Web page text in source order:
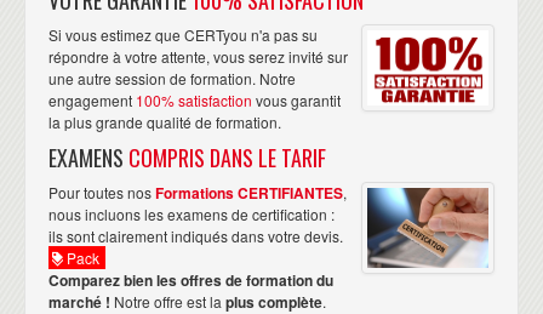
Si vous estimez que CERTyou n'a pas su
répondre à votre attente, vous serez invité sur
une autre session de formation. Notre
engagement 100% satisfaction vous garantit
la plus grande qualité de formation.
EXAMENS COMPRIS DANS LE TARIF
Pour toutes nosFormations CERTIFIANTES,
nous incluons les examens de certification :
ils sont clairement indiqués dans votre devis.
Pack
Comparez bien les offres de formation du
marché ! Notre offre est la plus complète.